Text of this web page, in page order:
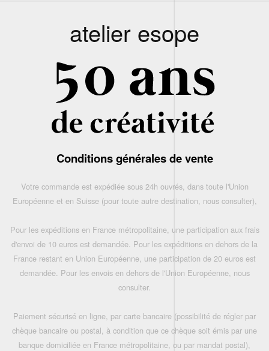
atelier esope
Conditions générales de vente
Votre commande est expédiée sous 24h ouvrés, dans toute l'Union
Européenne et en Suisse (pour toute autre destination, nous consulter),
Pour les expéditions en France métropolitaine, une participation aux frais
d'envoi de 10 euros est demandée. Pour les expéditions en dehors de la
France restant en Union Européenne, une participation de 20 euros est
demandée. Pour les envois en dehors de l'Union Européenne, nous
consulter.
Paiement sécurisé en ligne, par carte bancaire (possibilité de régler par
chèque bancaire ou postal, à condition que ce chèque soit émis par une
banque domiciliée en France métropolitaine, ou par mandat postal),